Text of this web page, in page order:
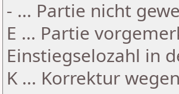
- ... Partie nicht
E ... Partie
Einstiegselozahl in
K ... Korrektur